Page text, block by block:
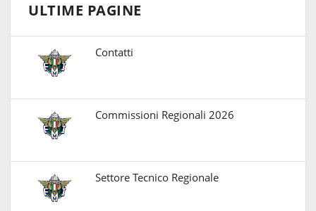
ULTIME PAGINE
Contatti
Commissioni Regionali 2026
Settore Tecnico Regionale